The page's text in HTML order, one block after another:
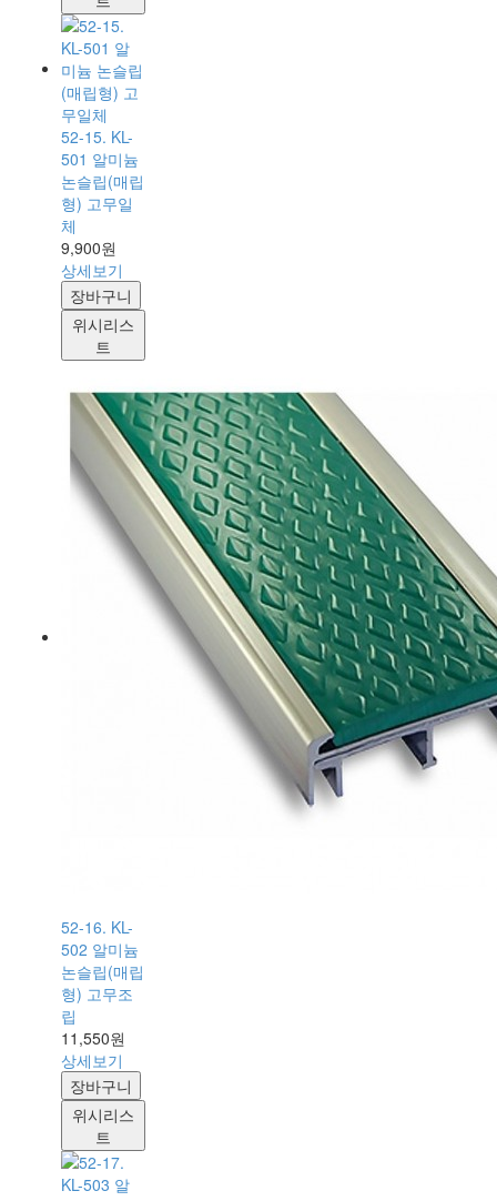
52-15. KL-
501 알미늄
논슬립(매립
형) 고무일
체
9,900원
상세보기
장바구니
위시리스
트
52-16. KL-
502 알미늄
논슬립(매립
형) 고무조
립
11,550원
상세보기
장바구니
위시리스
트